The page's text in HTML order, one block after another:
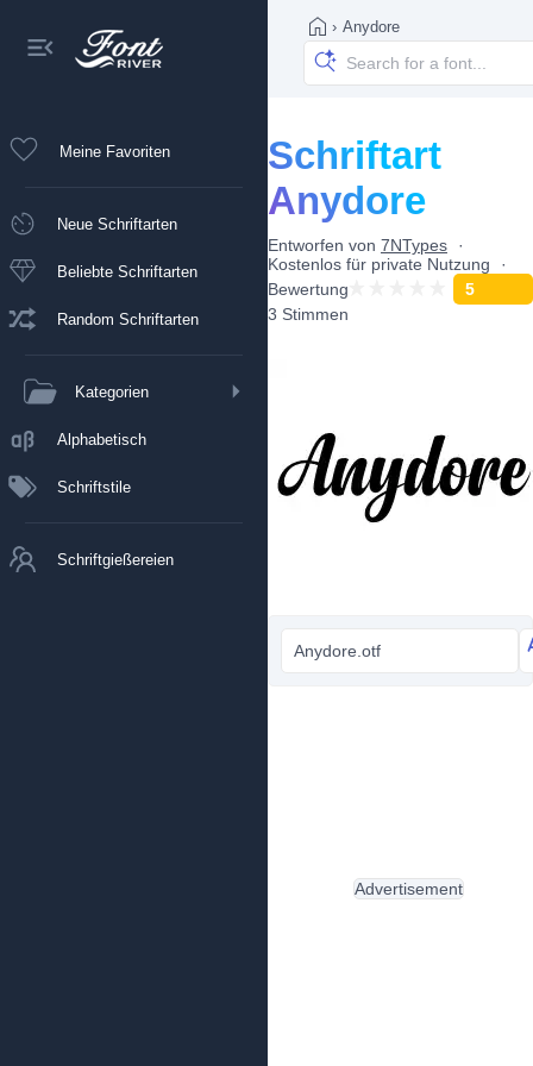
Meine Favoriten
Neue Schriftarten
Beliebte Schriftarten
Random Schriftarten
Kategorien
Alphabetisch
Schriftstile
Schriftgießereien
› Anydore
Schriftart
Anydore
Entworfen von 7NTypes
Kostenlos für private Nutzung
Bewertung
5
3 Stimmen
Anydore.otf
Advertisement